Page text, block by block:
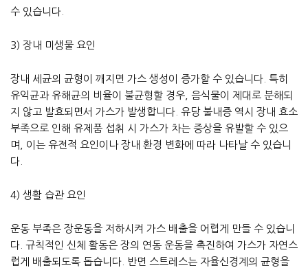
수 있습니다.
3) 장내 미생물 요인
장내 세균의 균형이 깨지면 가스 생성이 증가할 수 있습니다. 특히
유익균과 유해균의 비율이 불균형할 경우, 음식물이 제대로 분해되
지 않고 발효되면서 가스가 발생합니다. 유당 불내증 역시 장내 효소
부족으로 인해 유제품 섭취 시 가스가 차는 증상을 유발할 수 있으
며, 이는 유전적 요인이나 장내 환경 변화에 따라 나타날 수 있습니
다.
4) 생활 습관 요인
운동 부족은 장운동을 저하시켜 가스 배출을 어렵게 만들 수 있습니
다. 규칙적인 신체 활동은 장의 연동 운동을 촉진하여 가스가 자연스
럽게 배출되도록 돕습니다. 반면 스트레스는 자율신경계의 균형을